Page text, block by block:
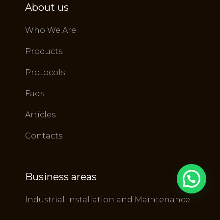
About us
Who We Are
Products
Protocols
Faqs
Articles
Contacts
Business areas
Industrial Installation and Maintenance